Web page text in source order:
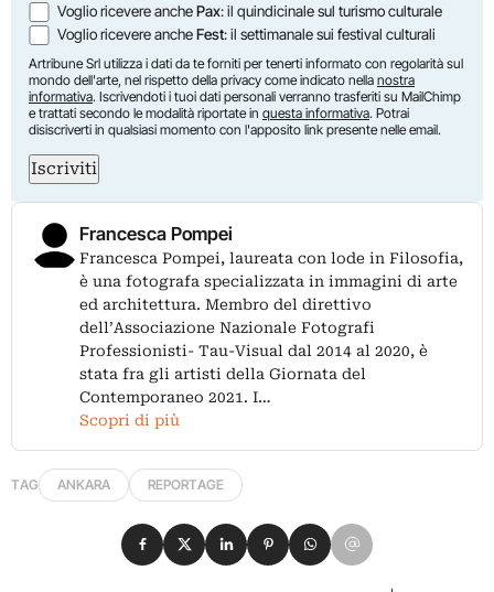
Voglio ricevere anchePax: il quindicinale sul turismo culturale
Voglio ricevere ancheFest: il settimanale sui festival culturali
Artribune Srl utilizza i dati da te forniti per tenerti informato con regolarità sul
mondo dell'arte, nel rispetto della privacy come indicato nella nostra
informativa. Iscrivendoti i tuoi dati personali verranno trasferiti su MailChimp
e trattati secondo le modalità riportate in questa informativa. Potrai
disiscriverti in qualsiasi momento con l'apposito link presente nelle email.
Iscriviti
Francesca Pompei
Francesca Pompei, laureata con lode in Filosofia,
è una fotografa specializzata in immagini di arte
ed architettura. Membro del direttivo
dell’Associazione Nazionale Fotografi
Professionisti- Tau-Visual dal 2014 al 2020, è
stata fra gli artisti della Giornata del
Contemporaneo 2021. I…
Scopri di più
TAG ANKARA REPORTAGE
Condividi su Facebook
Condividi su X
Condividi su LinkedIn
Condividi su Pinterest
Condividi su WhatsApp
Condividi su Email